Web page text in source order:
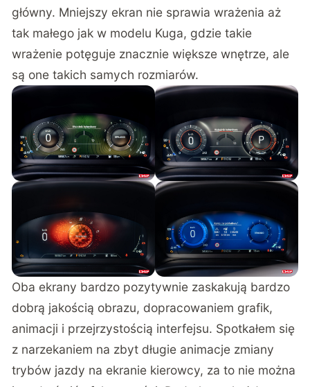
główny. Mniejszy ekran nie sprawia wrażenia aż
tak małego jak w modelu Kuga, gdzie takie
wrażenie potęguje znacznie większe wnętrze, ale
są one takich samych rozmiarów.
Oba ekrany bardzo pozytywnie zaskakują bardzo
dobrą jakością obrazu, dopracowaniem grafik,
animacji i przejrzystością interfejsu. Spotkałem się
z narzekaniem na zbyt długie animacje zmiany
trybów jazdy na ekranie kierowcy, za to nie można